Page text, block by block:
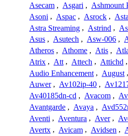
Asecam , Asgari , Ashmount
Asoni , Aspac , Asrock ,
Astra Streaming , Astrind ,
Asus , Asutech , Asw-006 ,
Atheros , Athome , Atis ,
Atrix , Att , Attech , Attichd ,
Audio Enhancement , August ,
Auwer , Av102ip-40 ,
Av40185dn-cd , Avacom ,
Avantgarde , Avaya ,
Aventi , Aventura , Aver ,
Avertx , Avicam , Avidsen ,